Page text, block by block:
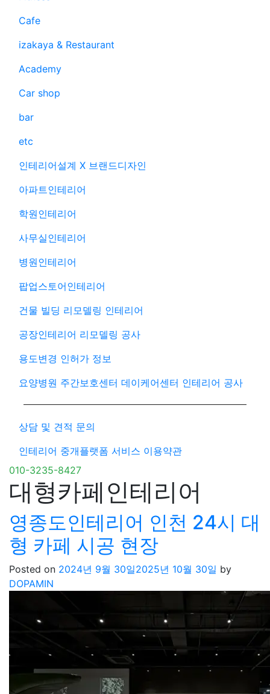
Cafe
izakaya & Restaurant
Academy
Car shop
bar
etc
인테리어설계 X 브랜드디자인
아파트인테리어
학원인테리어
사무실인테리어
병원인테리어
팝업스토어인테리어
건물 빌딩 리모델링 인테리어
공장인테리어 리모델링 공사
용도변경 인허가 정보
요양병원 주간보호센터 데이케어센터 인테리어 공사
상담 및 견적 문의
인테리어 중개플랫폼 서비스 이용약관
010-3235-8427
대형카페인테리어
영종도인테리어 인천 24시 대
형 카페 시공 현장
Posted on 2024년 9월 30일2025년 10월 30일 by
DOPAMIN